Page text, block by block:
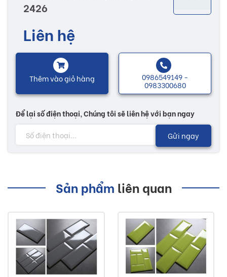
được sản xuất trên dây chuyền công nghệ hiện đại với
xương gạch cứng, có độ bền cao làm tăng khả năng chịu
lực của sản phẩm. Chống trơn trượt, trầy xước và thoát
nước nhanh giữ sản phẩm luôn tươi mới.
Nhiều mẫu mã với màu sắc đa dạng, họa tiết độc đáo sẽ có
thêm nhiều sự lựa chọn tùy theo sở thích của mỗi người.
Các sản phẩm trang trí được thiết kế phù hợp với mọi không
gian kiến trúc như phòng khách, phòng ngủ, khách sạn,
hành lang,...
Hình ảnh quý khách đang xem có thể khác 2/10 so
với thực tế do công nghệ chụp hình và ánh sáng.
Đơn giá trên chưa bao gồm Vận chuyển và Khuyến
mãi.
Buildshop cam kết:
2426
Liên hệ
Thêm vào giỏ hàng 0986549149 -
0983300680
Để lại số điện thoại, Chúng tôi sẽ liên hệ với bạn ngay
Gửi ngay
Sản phẩm liên quan